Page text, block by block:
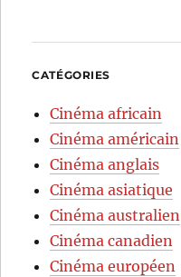
CATÉGORIES
Cinéma africain
Cinéma américain
Cinéma anglais
Cinéma asiatique
Cinéma australien
Cinéma canadien
Cinéma européen